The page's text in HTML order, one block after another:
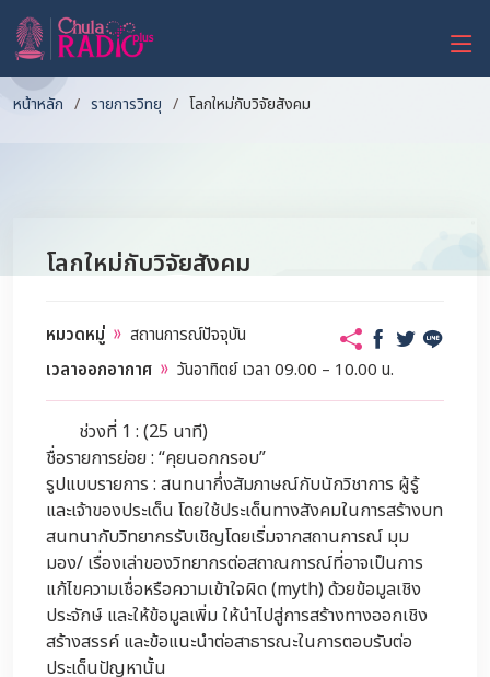
หน้าหลัก รายการวิทยุ โลกใหม่กับวิจัยสังคม
โลกใหม่กับวิจัยสังคม
หมวดหมู่
สถานการณ์ปัจจุบัน
เวลาออกอากาศ
วันอาทิตย์ เวลา 09.00 – 10.00 น.
ช่วงที่ 1 : (25 นาที)
ชื่อรายการย่อย : “คุยนอกกรอบ”
รูปแบบรายการ : สนทนากึ่งสัมภาษณ์กับนักวิชาการ ผู้รู้
และเจ้าของประเด็น โดยใช้ประเด็นทางสังคมในการสร้างบท
สนทนากับวิทยากรรับเชิญโดยเริ่มจากสถานการณ์ มุม
มอง/ เรื่องเล่าของวิทยากรต่อสถาณการณ์ที่อาจเป็นการ
แก้ไขความเชื่อหรือความเข้าใจผิด (myth) ด้วยข้อมูลเชิง
ประจักษ์ และให้ข้อมูลเพิ่ม ให้นำไปสู่การสร้างทางออกเชิง
สร้างสรรค์ และข้อแนะนำต่อสาธารณะในการตอบรับต่อ
ประเด็นปัญหานั้น